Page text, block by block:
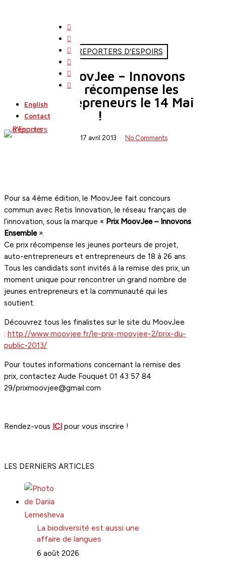
twitter
facebook
linkedin
youtube
instagram
flickr
English
Contact
search
Menu
L'ACTU DE REPORTERS D'ESPOIRS
Le Prix MoovJee – Innovons
Ensemble récompense les
jeunes entrepreneurs le 14 Mai
!
17 avril 2013 No Comments
Pour sa 4ème édition, le MoovJee fait concours
commun avec Retis Innovation, le réseau français de
l’innovation, sous la marque « Prix MoovJee – Innovons
Ensemble».
Ce prix récompense les jeunes porteurs de projet,
auto-entrepreneurs et entrepreneurs de 18 à 26 ans.
Tous les candidats sont invités à la remise des prix, un
moment unique pour rencontrer un grand nombre de
jeunes entrepreneurs et la communauté qui les
soutient.
Découvrez tous les finalistes sur le site du MoovJee
: http://www.moovjee.fr/le-prix-moovjee-2/prix-du-
public-2013/
Pour toutes informations concernant la remise des
prix, contactez Aude Fouquet 01 43 57 84
29/prixmoovjee@gmail.com
Rendez-vous ICI pour vous inscrire !
LES DERNIERS ARTICLES
La biodiversité est aussi une
affaire de langues
6 août 2026